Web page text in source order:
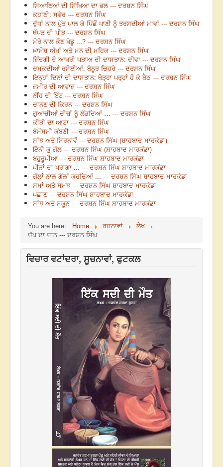
ਸਿਆਣਿਆਂ ਦੀ ਸਿੱਖਿਆ ਦਾ ਫਲ --- ਦਰਸ਼ਨ ਸਿੰਘ
ਕਹਾਣੀ: ਸਵੇਰ --- ਦਰਸ਼ਨ ਸਿੰਘ
ਦੁੱਧਾਂ ਨਾਲ ਪੁੱਤ ਪਾਲ ਕੇ ਪਿੱਛੋਂ ਪਾਣੀ ਨੂੰ ਤਰਸਦੀਆਂ ਮਾਵਾਂ --- ਦਰਸ਼ਨ ਸਿੰਘ
ਥੱਪੜ ਦੀ ਪੀੜ --- ਦਰਸ਼ਨ ਸਿੰਘ
ਮੇਰੇ ਨਾਲ ਕੌਣ ਖੇਡੂ ...? --- ਦਰਸ਼ਨ ਸਿੰਘ
ਖ਼ਾਮੋਸ਼ ਅੱਖਾਂ ਅਤੇ ਮਨ ਦੀ ਮਹਿਕ --- ਦਰਸ਼ਨ ਸਿੰਘ
ਜ਼ਿੰਦਗੀ ਦੇ ਆਖਰੀ ਪੜਾਅ ਦੀ ਦਾਸਤਾਨ: ਦੀਵਾ --- ਦਰਸ਼ਨ ਸਿੰਘ
ਚਮਕਦੀਆਂ ਰਸੋਈਆਂ, ਬੇਨੂਰ ਚਿਹਰੇ --- ਦਰਸ਼ਨ ਸਿੰਘ
ਇਨ੍ਹਾਂ ਦਿਨਾਂ ਦੀ ਦਾਸਤਾਨ: ਥੋੜ੍ਹਾ ਪਰ੍ਹਾਂ ਹੋ ਕੇ ਬੈਠ --- ਦਰਸ਼ਨ ਸਿੰਘ
ਜ਼ਮੀਰ ਦੀ ਆਵਾਜ਼ --- ਦਰਸ਼ਨ ਸਿੰਘ
ਨੀਂਹ ਦੀ ਇੱਟ --- ਦਰਸ਼ਨ ਸਿੰਘ
ਚਾਨਣ ਦੀ ਕਿਰਨ --- ਦਰਸ਼ਨ ਸਿੰਘ
ਗੁਆਚੀਆਂ ਚੀਜ਼ਾਂ ਨੂੰ ਲੱਭਦਿਆਂ … --- ਦਰਸ਼ਨ ਸਿੰਘ
ਕੀੜੀ ਦਾ ਆਟਾ --- ਦਰਸ਼ਨ ਸਿੰਘ
ਬੇਮੌਸਮੀ ਕੰਬਣੀ --- ਦਰਸ਼ਨ ਸਿੰਘ
ਸਾਂਝ ਅਤੇ ਸਿਰਨਾਵੇਂ --- ਦਰਸ਼ਨ ਸਿੰਘ (ਸ਼ਾਹਬਾਦ ਮਾਰਕੰਡਾ)
ਇੰਨੀ ਕੁ ਗੱਲ --- ਦਰਸ਼ਨ ਸਿੰਘ (ਸ਼ਾਹਬਾਦ ਮਾਰਕੰਡਾ)
ਬਹੁਰੂਪੀਆ --- ਦਰਸ਼ਨ ਸਿੰਘ ਸ਼ਾਹਬਾਦ ਮਾਰਕੰਡਾ
ਪੀੜਾਂ ਦਾ ਪਰਾਗਾ ... --- ਦਰਸ਼ਨ ਸਿੰਘ ਸ਼ਾਹਬਾਦ ਮਾਰਕੰਡਾ
ਗੱਲਾਂ ਨਾਲ ਗੱਲਾਂ ਕਰਦਿਆਂ ... --- ਦਰਸ਼ਨ ਸਿੰਘ ਸ਼ਾਹਬਾਦ ਮਾਰਕੰਡਾ
ਸਮਾਂ ਅਤੇ ਸਮਝ --- ਦਰਸ਼ਨ ਸਿੰਘ ਸ਼ਾਹਬਾਦ ਮਾਰਕੰਡਾ
ਪਛਾਣ --- ਦਰਸ਼ਨ ਸਿੰਘ ਸ਼ਾਹਬਾਦ ਮਾਰਕੰਡਾ
ਸਾਂਝ ਅਤੇ ਸਕੂਨ --- ਦਰਸ਼ਨ ਸਿੰਘ ਸ਼ਾਹਬਾਦ ਮਾਰਕੰਡਾ
You are here: Home ਰਚਨਾਵਾਂ
ਲੇਖ
ਚੁੱਪ ਦਾ ਦਾਨ --- ਦਰਸ਼ਨ ਸਿੰਘ
ਵਿਚਾਰ ਵਟਾਂਦਰਾ, ਸੂਚਨਾਵਾਂ, ਫੁਟਕਲ